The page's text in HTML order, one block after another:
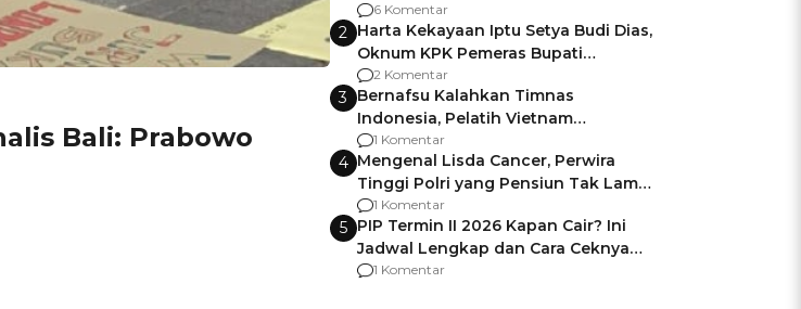
Bali: Prabowo
Gagalnya Negara Jamin Keamanan
6 Komentar
2 Harta Kekayaan Iptu Setya Budi Dias,
Oknum KPK Pemeras Bupati
Pemalang
2 Komentar
3 Bernafsu Kalahkan Timnas
Indonesia, Pelatih Vietnam
Berencana Pakai Jimat di Pakansari
1 Komentar
4 Mengenal Lisda Cancer, Perwira
Tinggi Polri yang Pensiun Tak Lama
Usai Jadi Brigjen
1 Komentar
5 PIP Termin II 2026 Kapan Cair? Ini
Jadwal Lengkap dan Cara Ceknya
agar Dana Tidak Hangus!
1 Komentar